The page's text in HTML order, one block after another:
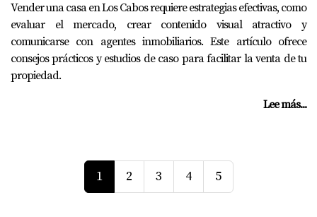
Vender una casa en Los Cabos requiere estrategias efectivas, como
evaluar el mercado, crear contenido visual atractivo y
comunicarse con agentes inmobiliarios. Este artículo ofrece
consejos prácticos y estudios de caso para facilitar la venta de tu
propiedad.
Lee más...
1 2 3 4 5